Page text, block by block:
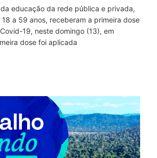
educação da rede pública e privada,
a 59 anos, receberam a primeira dose
19, neste domingo (13), em
dose foi aplicada